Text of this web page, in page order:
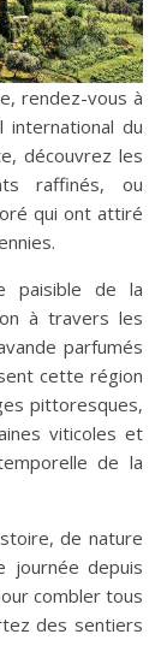
rendez-vous à
international du
découvrez les
raffinés, ou
qui ont attiré
paisible de la
à travers les
parfumés
cette région
pittoresques,
viticoles et
de la
de nature
journée depuis
combler tous
des sentiers